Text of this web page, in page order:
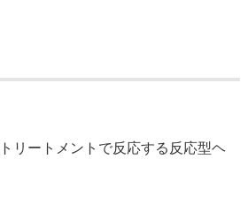
リートメントで反応する反応型ヘ